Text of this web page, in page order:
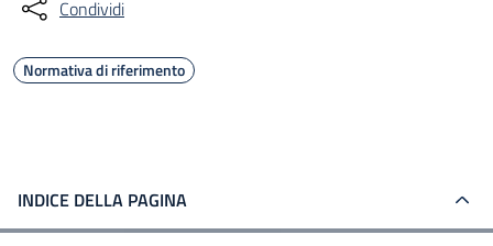
Condividi
Normativa di riferimento
INDICE DELLA PAGINA